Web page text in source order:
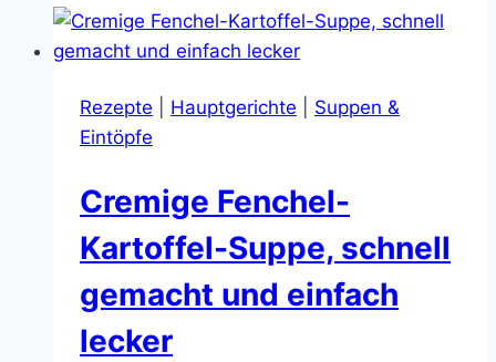
ein
süßer
aus
unheimlich
lecker
Rezepte Hauptgerichte
Suppen &
Eintöpfe
Cremige Fenchel-
Kartoffel-Suppe, schnell
gemacht und einfach
lecker